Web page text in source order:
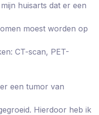
huisarts dat er een
moest worden op
CT-scan, PET-
een tumor van
Hierdoor heb ik